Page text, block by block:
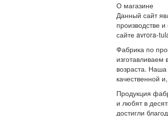
О магазине
Данный сайт
производстве
сайте avrora-
Фабрика по
возраста.
качественной
Продукция
и любят в
достигли